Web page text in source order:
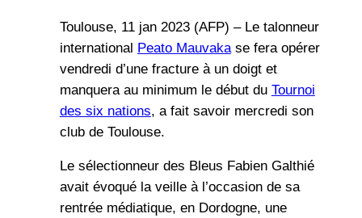
Toulouse, 11 jan 2023 (AFP) – Le talonneur
international Peato Mauvakase fera opérer
vendredi d’une fracture à un doigt et
manquera au minimum le début du Tournoi
des six nations, a fait savoir mercredi son
club de Toulouse.
Le sélectionneur des Bleus Fabien Galthié
avait évoqué la veille à l’occasion de sa
rentrée médiatique, en Dordogne, une